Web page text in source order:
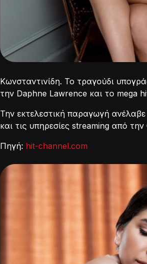
Κωνσταντινίδη. Το τραγούδι
την Daphne Lawrence και το mega
Την εκτελεστική παραγωγή
και τις υπηρεσίες streaming από
Πηγή: hit-channel.com